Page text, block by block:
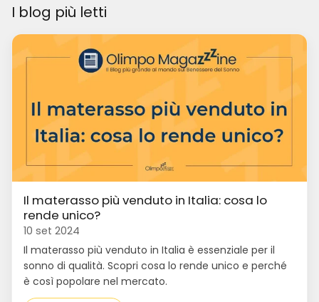
I blog più letti
Il materasso più venduto in Italia: cosa lo
rende unico?
10 set 2024
Il materasso più venduto in Italia è essenziale per il
sonno di qualità. Scopri cosa lo rende unico e perché
è così popolare nel mercato.